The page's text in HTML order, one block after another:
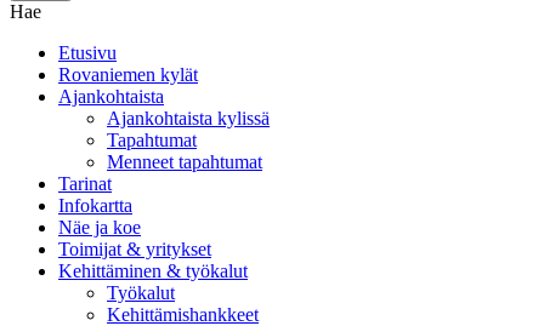
Hae
Etusivu
Rovaniemen kylät
Ajankohtaista
Ajankohtaista kylissä
Tapahtumat
Menneet tapahtumat
Tarinat
Infokartta
Näe ja koe
Toimijat & yritykset
Kehittäminen & työkalut
Työkalut
Kehittämishankkeet